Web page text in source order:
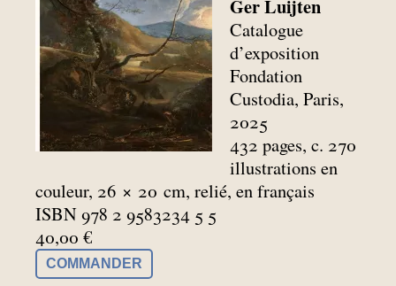
Ger Luijten
Catalogue
d’exposition
Fondation
Custodia, Paris,
2025
432 pages, c. 270
illustrations en
couleur, 26 × 20 cm, relié, en français
ISBN 978 2 9583234 5 5
40,00 €
COMMANDER